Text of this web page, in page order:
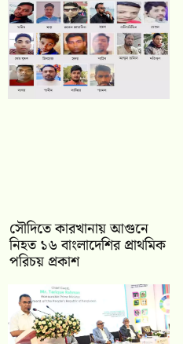
সৌদিতে কারখানায় আগুনে
নিহত ১৬ বাংলাদেশির প্রাথমিক
পরিচয় প্রকাশ